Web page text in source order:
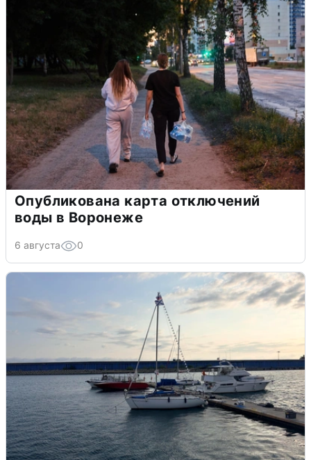
Опубликована карта отключений
воды в Воронеже
6 августа 0